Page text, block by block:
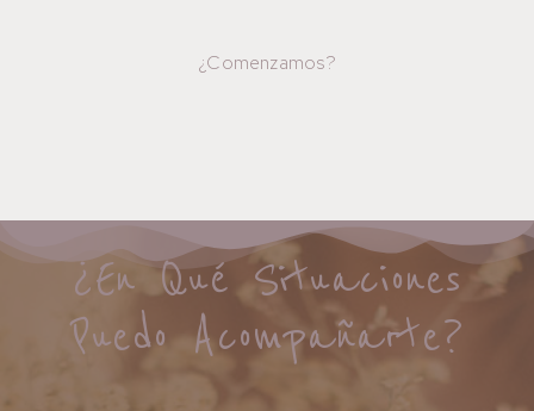
¿Comenzamos?
¿En Qué Situaciones
Puedo Acompañarte?